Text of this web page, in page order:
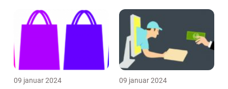
09 januar 2024 09 januar 2024